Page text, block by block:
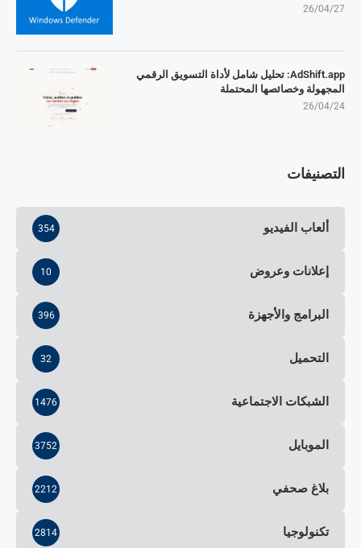
26/04/27
AdShift.app: تحليل شامل لأداة التسويق الرقمي
المجهولة وخصائصها المحتملة
26/04/24
التصنيفات
ألعاب الفيديو 354
إعلانات وعروض 10
البرامج والأجهزة 396
التحميل 32
الشبكات الاجتماعية 1476
الموبايل 3752
بلاغ صحفي 2212
تكنولوجيا 2814